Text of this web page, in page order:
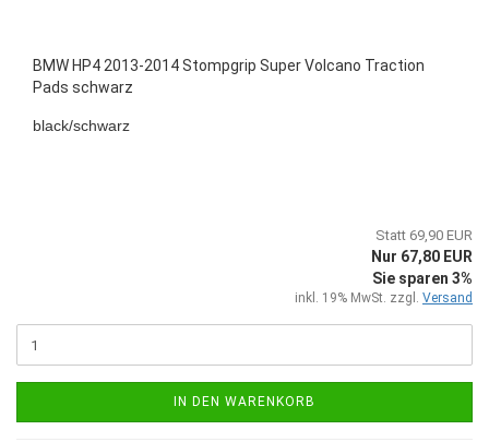
BMW HP4 2013-2014 Stompgrip Super Volcano Traction
Pads schwarz
black/schwarz
Statt 69,90 EUR
Nur 67,80 EUR
Sie sparen 3%
inkl. 19% MwSt. zzgl. Versand
IN DEN WARENKORB